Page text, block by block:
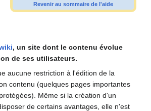
Revenir au sommaire de l'aide
, un site dont le contenu évolue
de ses utilisateurs.
aucune restriction à l'édition de la
contenu (quelques pages importantes
Même si la création d'un
de certains avantages, elle n'est